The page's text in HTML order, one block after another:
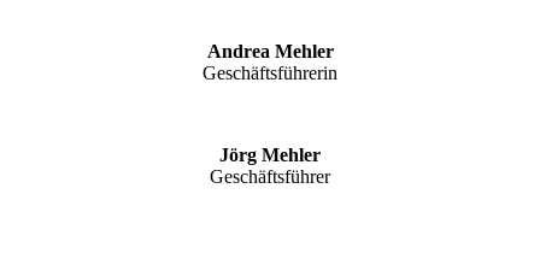
Andrea Mehler
Geschäftsführerin
Jörg Mehler
Geschäftsführer